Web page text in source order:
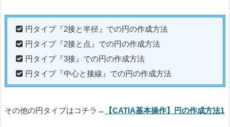
円タイプ『2接と半径』での円の作成方法
円タイプ『2接と点』での円の作成方法
円タイプ『3接』での円の作成方法
円タイプ『中心と接線』での円の作成方法
その他の円タイプはコチラ→ 【CATIA基本操作】円の作成方法1